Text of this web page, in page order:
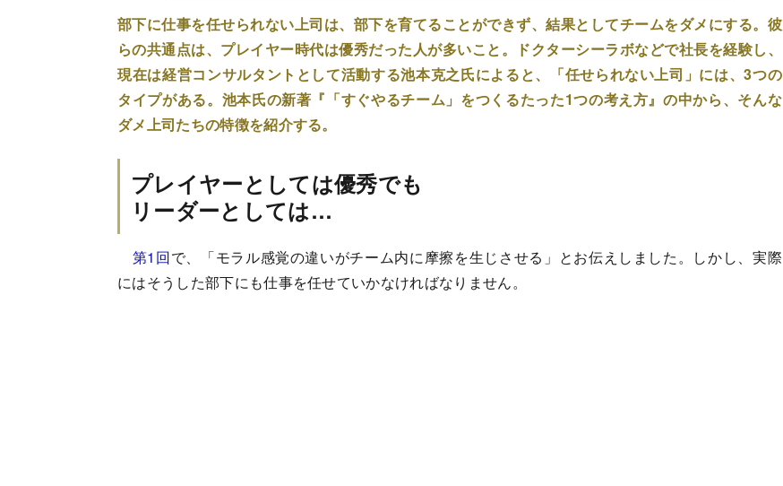
部下に仕事を任せられない上司は、部下を育てることができず、結果としてチームをダメにする。彼
らの共通点は、プレイヤー時代は優秀だった人が多いこと。ドクターシーラボなどで社長を経験し、
現在は経営コンサルタントとして活動する池本克之氏によると、「任せられない上司」には、3つの
タイプがある。池本氏の新著『「すぐやるチーム」をつくるたった1つの考え方』の中から、そんな
ダメ上司たちの特徴を紹介する。
プレイヤーとしては優秀でも
リーダーとしては…
第1回で、「モラル感覚の違いがチーム内に摩擦を生じさせる」とお伝えしました。しかし、実際
にはそうした部下にも仕事を任せていかなければなりません。